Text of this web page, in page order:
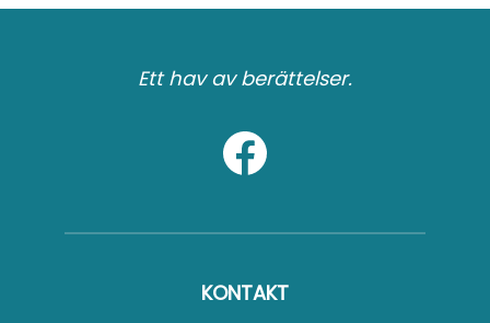
Ett hav av berättelser.
KONTAKT